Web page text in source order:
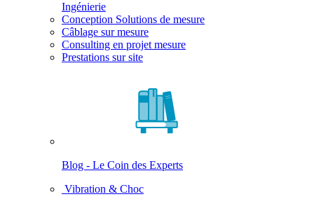
Ingénierie
Conception Solutions de mesure
Câblage sur mesure
Consulting en projet mesure
Prestations sur site
Blog - Le Coin des Experts
Vibration & Choc